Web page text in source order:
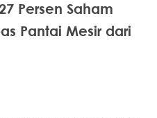
Persen Saham
Pantai Mesir dari